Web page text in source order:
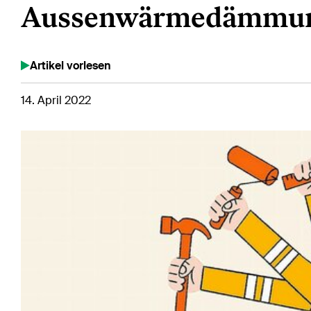
Artikel vorlesen
14. April 2022